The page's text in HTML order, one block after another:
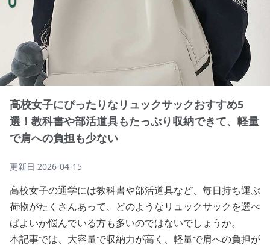
高校女子にぴったりなリュックサックおすすめ5
選！教科書や部活道具もたっぷり収納できて、軽量
で肩への負担も少ない
更新日 2026-04-15
高校女子の通学には教科書や部活道具など、毎日持ち運ぶ
荷物がたくさんあって、どのようなリュックサックを選べ
ばよいか悩んでいる方も多いのではないでしょうか。
本記事では、大容量で収納力が高く、軽量で肩への負担が